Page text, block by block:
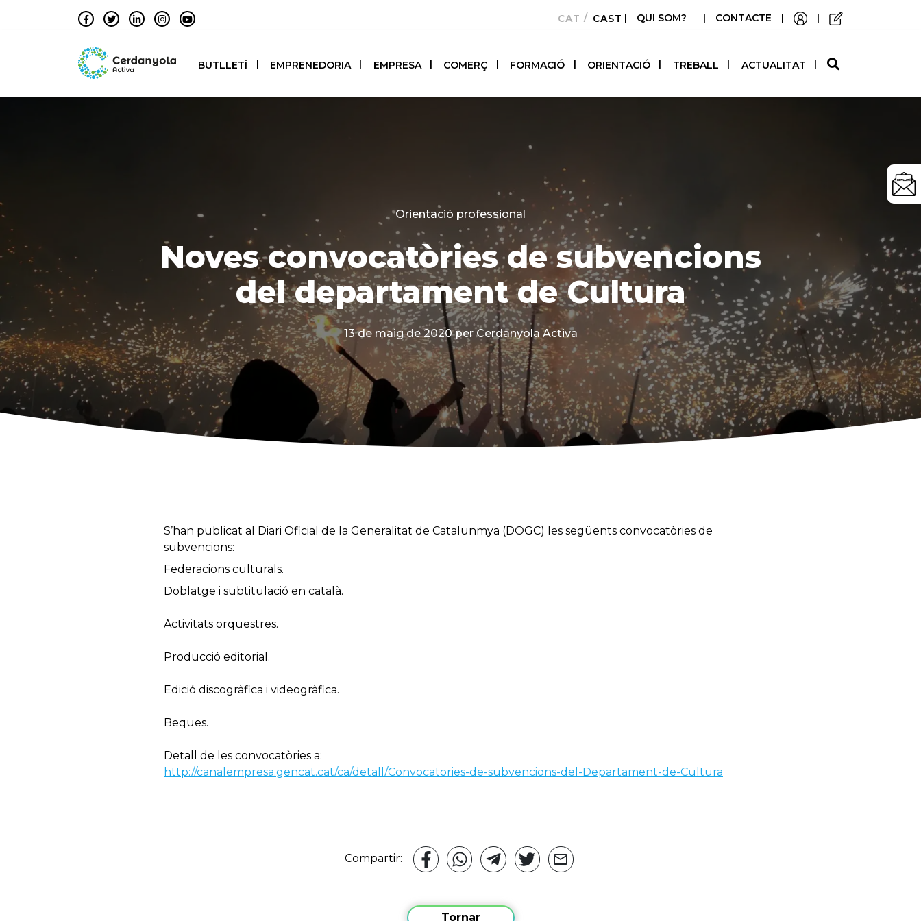
CATALÀCASTELLANO
| QUI SOM? | CONTACTE | |
BUTLLETÍ EMPRENEDORIA EMPRESA COMERÇ FORMACIÓ ORIENTACIÓ TREBALL ACTUALITAT
Categories
Orientació professional
Noves convocatòries de subvencions
del departament de Cultura
13 de maig de 2020 per Cerdanyola Activa
S’han publicat al Diari Oficial de la Generalitat de Catalunmya (DOGC) les següents convocatòries de
subvencions:
Federacions culturals.
Doblatge i subtitulació en català.
Activitats orquestres.
Producció editorial.
Edició discogràfica i videogràfica.
Beques.
Detall de les convocatòries a:
http://canalempresa.gencat.cat/ca/detall/Convocatories-de-subvencions-del-Departament-de-Cultura
Compartir:
Tornar